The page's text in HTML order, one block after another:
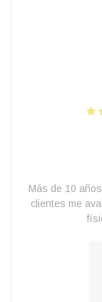
Más de 10
clientes me